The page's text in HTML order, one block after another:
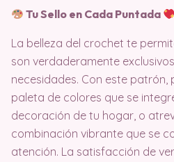
Tu Sello en Cada Puntada
La belleza del crochet te
son verdaderamente
necesidades. Con este
paleta de colores que se
decoración de tu hogar, o
combinación vibrante que se
atención. La satisfacción de